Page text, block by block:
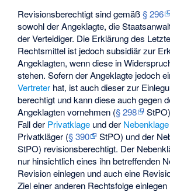
Revisionsberechtigt sind gemäß§ 296
sowohl der Angeklagte, die
der Verteidiger. Die Erklärung des
Rechtsmittel ist jedoch subsidiär zur
Angeklagten, wenn diese in
stehen. Sofern der Angeklagte jedoch
Vertreter hat, ist auch dieser zur
berechtigt und kann diese auch gegen
Angeklagten vornehmen (§ 298
Fall der Privatklage und der Nebenklage
Privatkläger (§ 390 StPO) und der
StPO) revisionsberechtigt. Der
nur hinsichtlich eines ihn betreffenden
Revision einlegen und auch eine
Ziel einer anderen Rechtsfolge einlegen